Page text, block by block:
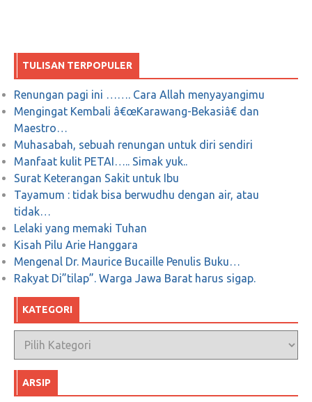
TULISAN TERPOPULER
Renungan pagi ini ……. Cara Allah menyayangimu
Mengingat Kembali â€œKarawang-Bekasiâ€ dan
Maestro…
Muhasabah, sebuah renungan untuk diri sendiri
Manfaat kulit PETAI….. Simak yuk..
Surat Keterangan Sakit untuk Ibu
Tayamum : tidak bisa berwudhu dengan air, atau
tidak…
Lelaki yang memaki Tuhan
Kisah Pilu Arie Hanggara
Mengenal Dr. Maurice Bucaille Penulis Buku…
Rakyat Di”tilap”. Warga Jawa Barat harus sigap.
KATEGORI
Kategori
ARSIP